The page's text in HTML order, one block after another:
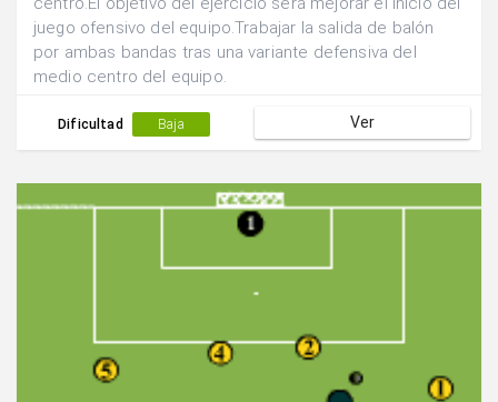
juego ofensivo del equipo.Trabajar la salida de balón
por ambas bandas tras una variante defensiva del
medio centro del equipo.
Dificultad Baja Ver